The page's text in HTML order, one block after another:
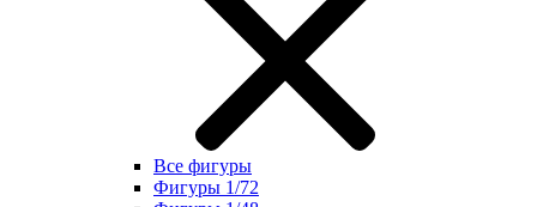
Все фигуры
Фигуры 1/72